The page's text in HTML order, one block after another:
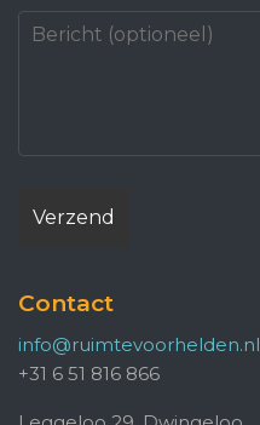
Contact
info@ruimtevoorhelden.nl
+31 6 51 816 866